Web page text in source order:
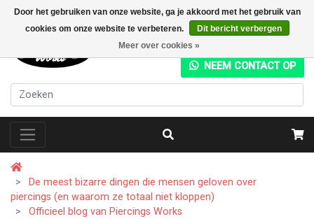
Door het gebruiken van onze website, ga je akkoord met het gebruik van
cookies om onze website te verbeteren.
Dit bericht verbergen
Meer over cookies »
NEEM CONTACT OP
De meest bizarre dingen die mensen geloven over
piercings (en waarom ze totaal niet kloppen)
Officieel blog van Piercings Works